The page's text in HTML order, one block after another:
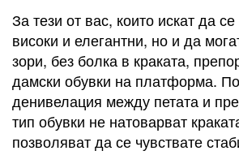
За тези от вас, които искат да
високи и елегантни, но и да
зори, без болка в краката,
дамски обувки на платформа.
денивелация между петата и
тип обувки не натоварват
позволяват да се чувствате